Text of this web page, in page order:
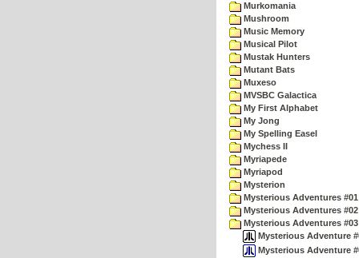
Murkomania
Mushroom
Music Memory
Musical Pilot
Mustak Hunters
Mutant Bats
Muxeso
MVSBC Galactica
My First Alphabet
My Jong
My Spelling Easel
Mychess II
Myriapede
Myriapod
Mysterion
Mysterious Adventures
Mysterious Adventures
Mysterious Adventures
Mysterious Adventure
Mysterious Adventure